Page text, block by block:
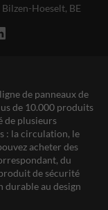
Bilzen-Hoeselt, BE
de panneaux de
de 10.000 produits
de plusieurs
: la circulation, le
acheter des
du
de sécurité
au design